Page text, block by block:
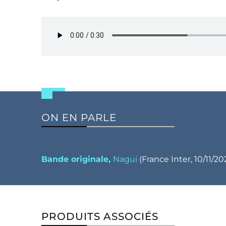
ON EN PARLE
Bande originale, Nagui (France Inter, 10/11/
PRODUITS ASSOCIÉS